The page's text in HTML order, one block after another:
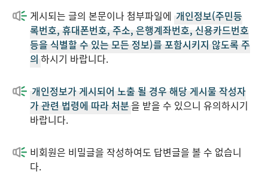
게시되는 글의 본문이나 첨부파일에 개인정보(주민등
록번호, 휴대폰번호, 주소, 은행계좌번호, 신용카드번호
등을 식별할 수 있는 모든 정보)를 포함시키지 않도록 주
의 하시기 바랍니다.
개인정보가 게시되어 노출 될 경우 해당 게시물 작성자
가 관련 법령에 따라 처분을 받을 수 있으니 유의하시기
바랍니다.
비회원은 비밀글을 작성하여도 답변글을 볼 수 없습니
다.